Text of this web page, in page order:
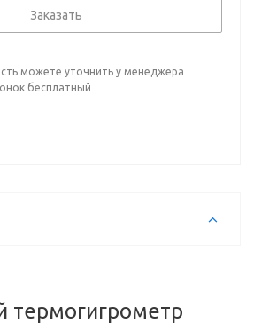
Заказать
можете уточнить у менеджера
бесплатный
термогигрометр